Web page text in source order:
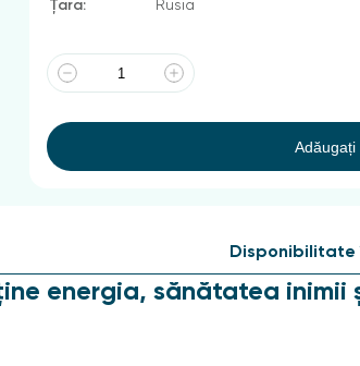
Țara:
Rusia
Adăugați
energia, sănătatea inimii